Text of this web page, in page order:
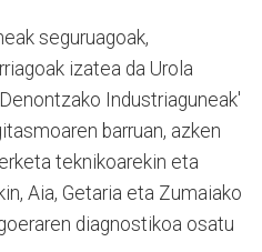
seguruagoak,
izatea da Urola
Industriaguneak'
barruan, azken
teknikoarekin eta
Aia, Getaria eta Zumaiako
diagnostikoa osatu